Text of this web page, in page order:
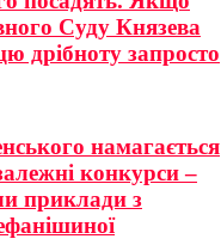
Суду Князева
дрібноту запросто
намагається
конкурси –
приклади з